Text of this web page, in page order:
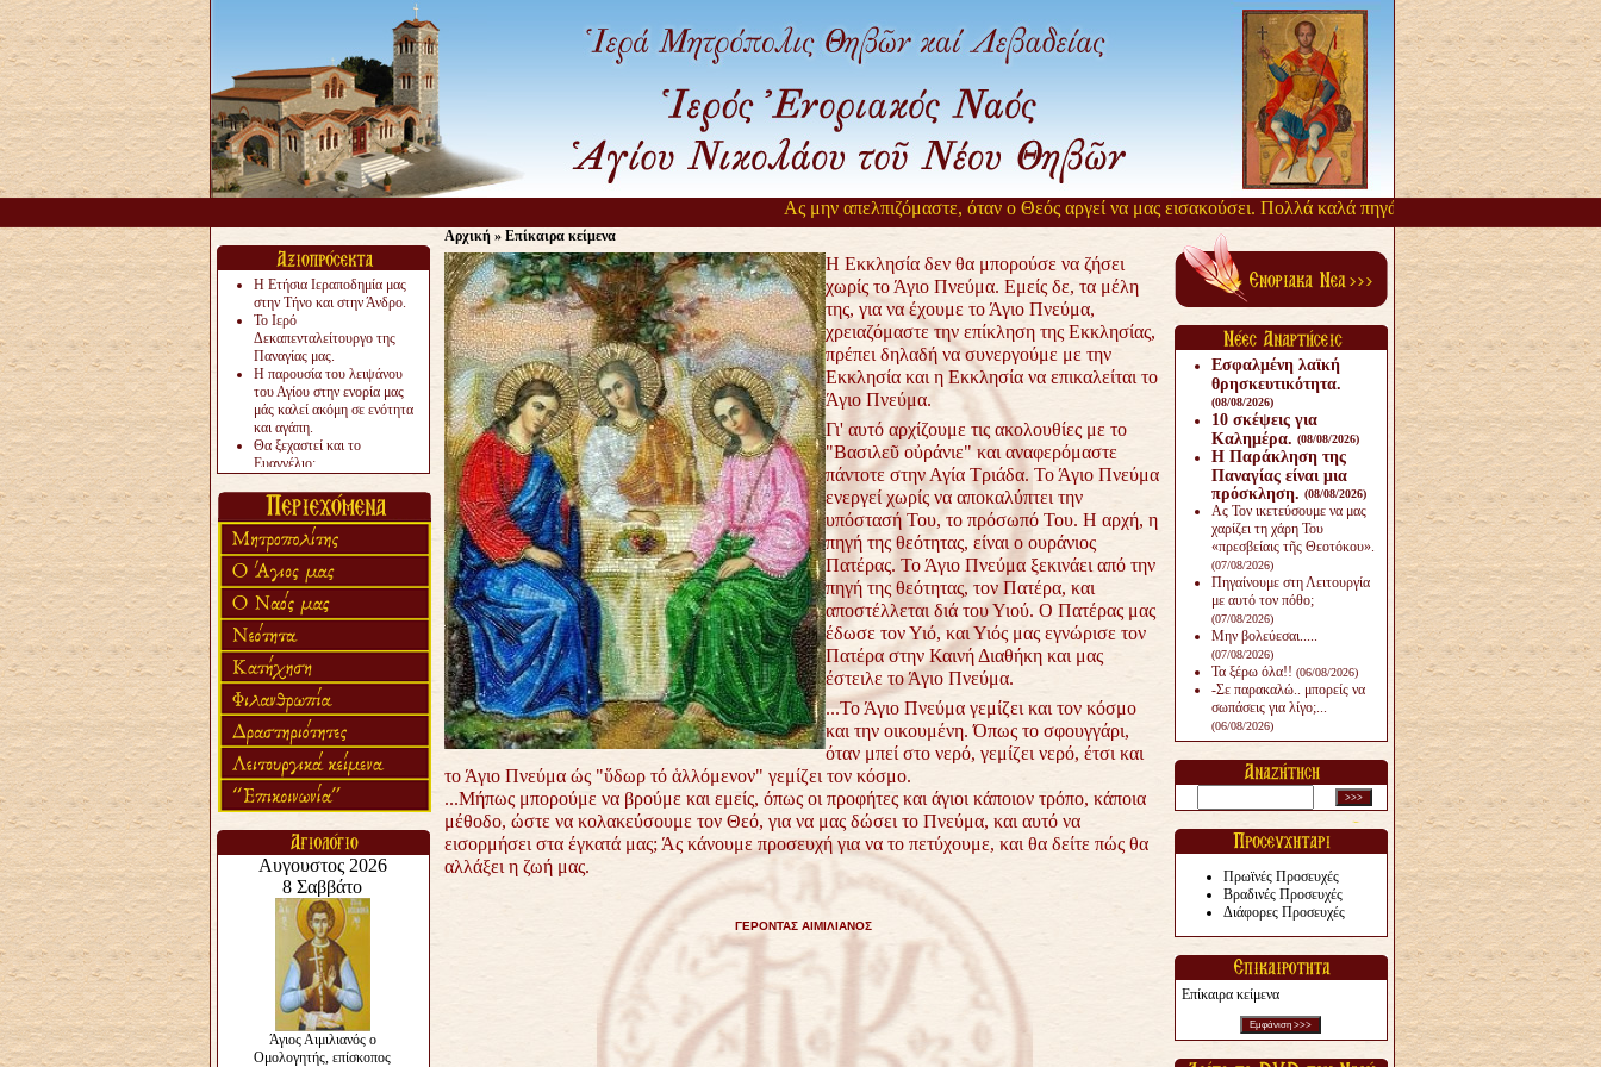
Ας μην απελπιζόμαστε, όταν ο Θεός αργεί να μας εισακούσει. Πολλά καλά πηγάζουν, από την αργοπορία
Η Ετήσια Ιεραποδημία μας
στην Τήνο και στην Άνδρο.
Το Ιερό
Δεκαπενταλείτουργο της
Παναγίας μας.
Η παρουσία του λειψάνου
του Αγίου στην ενορία μας
μάς καλεί ακόμη σε ενότητα
και αγάπη.
Θα ξεχαστεί και το
Ευαγγέλιο;
«πολύ αργά».
Ζητείται....
Αρχική» Επίκαιρα κείμενα
Η Εκκλησία δεν θα μπορούσε να ζήσει
χωρίς το Άγιο Πνεύμα. Εμείς δε, τα μέλη
της, για να έχουμε το Άγιο Πνεύμα,
χρειαζόμαστε την επίκληση της Εκκλησίας,
πρέπει δηλαδή να συνεργούμε με την
Εκκλησία και η Εκκλησία να επικαλείται το
Άγιο Πνεύμα.
Γι' αυτό αρχίζουμε τις ακολουθίες με το
"Βασιλεῦ οὐράνιε" και αναφερόμαστε
πάντοτε στην Αγία Τριάδα. Το Άγιο Πνεύμα
ενεργεί χωρίς να αποκαλύπτει την
υπόστασή Του, το πρόσωπό Του. Η αρχή, η
πηγή της θεότητας, είναι ο ουράνιος
Πατέρας. Το Άγιο Πνεύμα ξεκινάει από την
πηγή της θεότητας, τον Πατέρα, και
αποστέλλεται διά του Υιού. Ο Πατέρας μας
έδωσε τον Υιό, και Υιός μας εγνώρισε τον
Πατέρα στην Καινή Διαθήκη και μας
έστειλε το Άγιο Πνεύμα.
...Το Άγιο Πνεύμα γεμίζει και τον κόσμο
και την οικουμένη. Όπως το σφουγγάρι,
όταν μπεί στο νερό, γεμίζει νερό, έτσι και
το Άγιο Πνεύμα ώς "ὕδωρ τό ἁλλόμενον" γεμίζει τον κόσμο.
...Μήπως μπορούμε να βρούμε και εμείς, όπως οι προφήτες και άγιοι κάποιον τρόπο, κάποια
μέθοδο, ώστε να κολακεύσουμε τον Θεό, για να μας δώσει το Πνεύμα, και αυτό να
εισορμήσει στα έγκατά μας; Άς κάνουμε προσευχή για να το πετύχουμε, και θα δείτε πώς θα
αλλάξει η ζωή μας.
ΓΕΡΟΝΤΑΣ ΑΙΜΙΛΙΑΝΟΣ
Εσφαλμένη λαϊκή
θρησκευτικότητα.
(08/08/2026)
10 σκέψεις για
Καλημέρα. (08/08/2026)
Η Παράκληση της
Παναγίας είναι μια
πρόσκληση. (08/08/2026)
Ας Τον ικετεύσουμε να μας
χαρίζει τη χάρη Του
«πρεσβείαις τῆς Θεοτόκου».
(07/08/2026)
Πηγαίνουμε στη Λειτουργία
με αυτό τον πόθο;
(07/08/2026)
Μην βολεύεσαι.....
(07/08/2026)
Τα ξέρω όλα!! (06/08/2026)
-Σε παρακαλώ.. μπορείς να
σωπάσεις για λίγο;...
(06/08/2026)
Πρωϊνές Προσευχές
Βραδινές Προσευχές
Διάφορες Προσευχές
Επίκαιρα κείμενα